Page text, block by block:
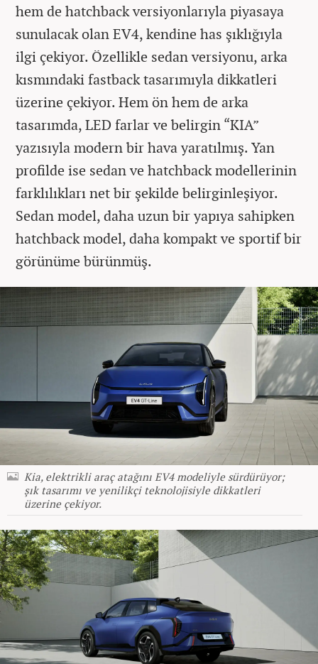
hem de hatchback versiyonlarıyla piyasaya
sunulacak olan EV4, kendine has şıklığıyla
ilgi çekiyor. Özellikle sedan versiyonu, arka
kısmındaki fastback tasarımıyla dikkatleri
üzerine çekiyor. Hem ön hem de arka
tasarımda, LED farlar ve belirgin “KIA”
yazısıyla modern bir hava yaratılmış. Yan
profilde ise sedan ve hatchback modellerinin
farklılıkları net bir şekilde belirginleşiyor.
Sedan model, daha uzun bir yapıya sahipken
hatchback model, daha kompakt ve sportif bir
görünüme bürünmüş.
Kia, elektrikli araç atağını EV4 modeliyle sürdürüyor;
şık tasarımı ve yenilikçi teknolojisiyle dikkatleri
üzerine çekiyor.